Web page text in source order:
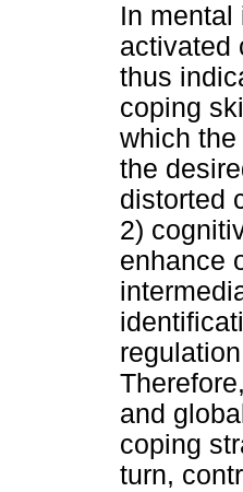
In mental
activated
thus
coping
which
the
distorted
2)
enhance
and
coping
turn,